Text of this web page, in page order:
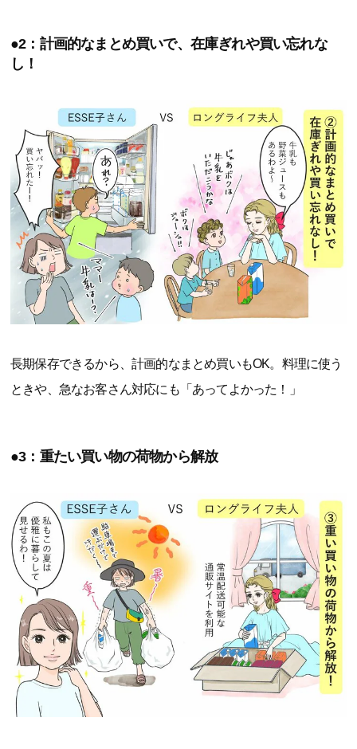
●2：計画的なまとめ買いで、在庫ぎれや買い忘れな
し！
長期保存できるから、計画的なまとめ買いもOK。料理に使う
ときや、急なお客さん対応にも「あってよかった！」
●3：重たい買い物の荷物から解放